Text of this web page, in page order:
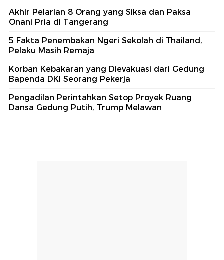
Akhir Pelarian 8 Orang yang Siksa dan Paksa
Onani Pria di Tangerang
5 Fakta Penembakan Ngeri Sekolah di Thailand,
Pelaku Masih Remaja
Korban Kebakaran yang Dievakuasi dari Gedung
Bapenda DKI Seorang Pekerja
Pengadilan Perintahkan Setop Proyek Ruang
Dansa Gedung Putih, Trump Melawan